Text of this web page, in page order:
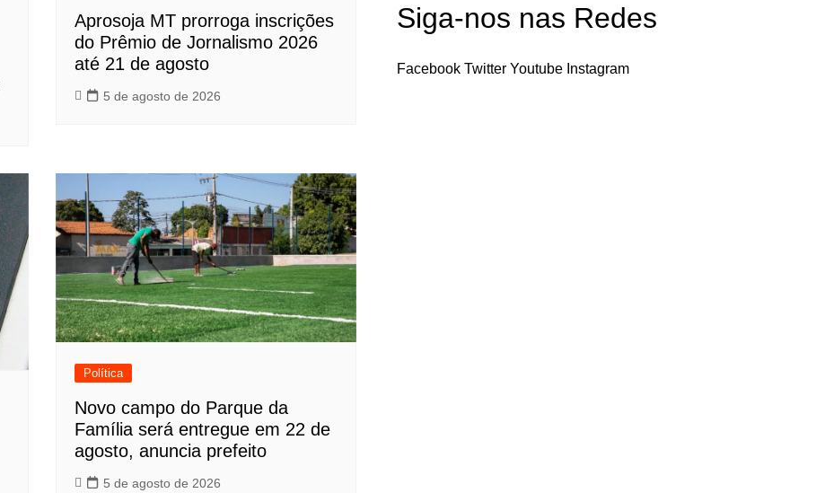
Aprosoja MT prorroga inscrições
do Prêmio de Jornalismo 2026
até 21 de agosto
5 de agosto de 2026
Política
Novo campo do Parque da
Família será entregue em 22 de
agosto, anuncia prefeito
5 de agosto de 2026
Siga-nos nas Redes
Facebook Twitter Youtube Instagram